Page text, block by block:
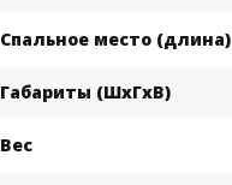
Спальное место (длина)
Габариты (ШхГхВ)
Вес